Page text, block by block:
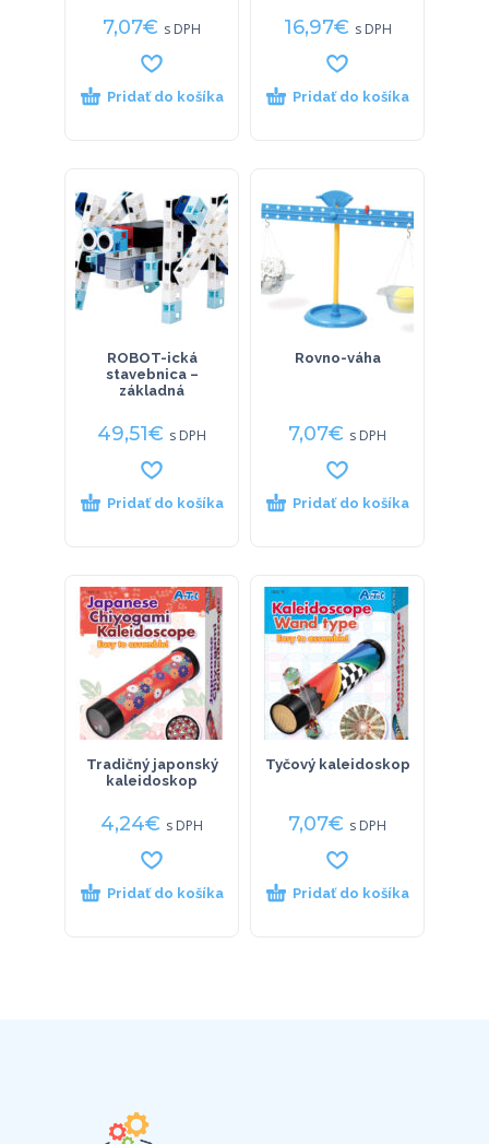
7,07€ s DPH
Pridať do košíka
16,97€ s DPH
Pridať do košíka
ROBOT-ická
stavebnica –
základná
49,51€ s DPH
Pridať do košíka
Rovno-váha
7,07€ s DPH
Pridať do košíka
Tradičný japonský
kaleidoskop
4,24€ s DPH
Pridať do košíka
Tyčový kaleidoskop
7,07€ s DPH
Pridať do košíka